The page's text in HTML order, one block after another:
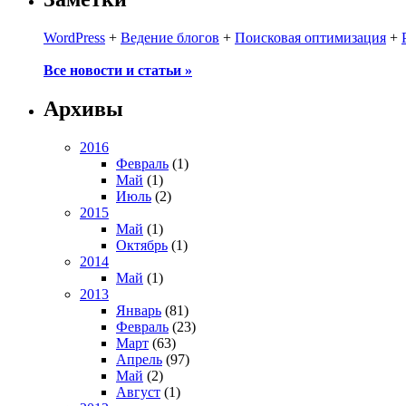
WordPress + Ведение блогов + Поисковая оптимизация +
Все новости и статьи »
Архивы
2016
Февраль (1)
Май (1)
Июль (2)
2015
Май (1)
Октябрь (1)
2014
Май (1)
2013
Январь (81)
Февраль (23)
Март (63)
Апрель (97)
Май (2)
Август (1)